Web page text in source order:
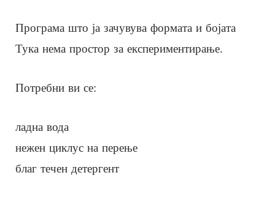
Програма што ја зачувува формата и бојата
Тука нема простор за експериментирање.
Потребни ви се:
ладна вода
нежен циклус на перење
благ течен детергент